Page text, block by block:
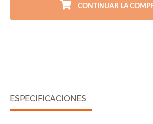
CONTINUAR LA
ESPECIFICACIONES